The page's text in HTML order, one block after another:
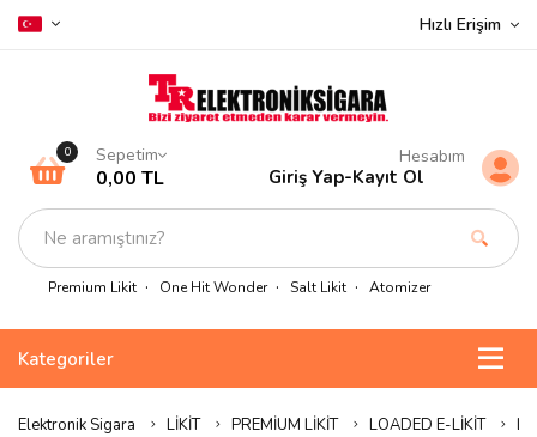
Hızlı Erişim
Premium Likit One Hit Wonder Salt Likit Atomizer
0 Sepetim
0,00 TL
Hesabım
Giriş Yap-Kayıt Ol
Kategoriler
Elektronik Sigara LİKİT PREMİUM LİKİT LOADED E-LİKİT